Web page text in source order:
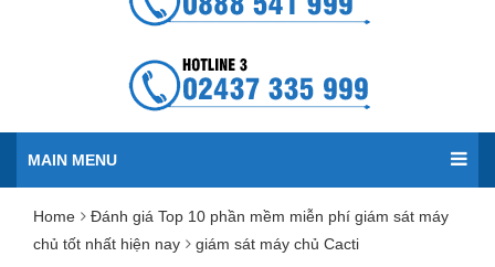
MAIN MENU
Home
Đánh giá Top 10 phần mềm miễn phí giám sát máy
chủ tốt nhất hiện nay
giám sát máy chủ Cacti